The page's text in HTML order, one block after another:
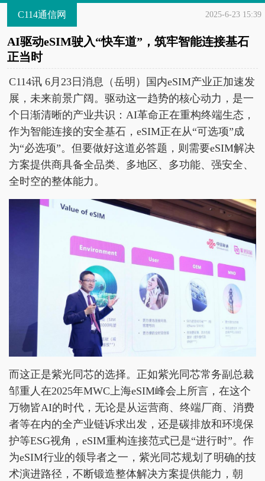
C114通信网 2025-6-23 15:39
AI驱动eSIM驶入“快车道”，筑牢智能连接基石
正当时
C114讯 6月23日消息（岳明）国内eSIM产业正加速发
展，未来前景广阔。驱动这一趋势的核心动力，是一
个日渐清晰的产业共识：AI革命正在重构终端生态，
作为智能连接的安全基石，eSIM正在从“可选项”成
为“必选项”。但要做好这道必答题，则需要eSIM解决
方案提供商具备全品类、多地区、多功能、强安全、
全时空的整体能力。
而这正是紫光同芯的选择。正如紫光同芯常务副总裁
邹重人在2025年MWC上海eSIM峰会上所言，在这个
万物皆AI的时代，无论是从运营商、终端厂商、消费
者等在内的全产业链诉求出发，还是碳排放和环境保
护等ESG视角，eSIM重构连接范式已是“进行时”。作
为eSIM行业的领导者之一，紫光同芯规划了明确的技
术演进路径，不断锻造整体解决方案提供能力，朝